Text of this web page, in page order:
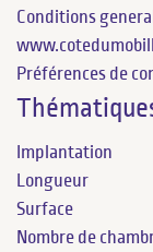
Conditions
Préférences de
Implantation
Longueur
Surface
Nombre de